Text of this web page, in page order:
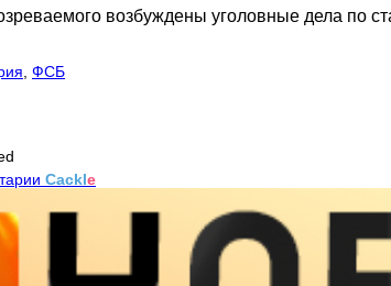
возбуждены уголовные дела по
ФСБ
Cackle